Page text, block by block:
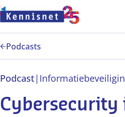
Doorgaan naar hoofdinhoud
Podcasts
Podcast|
Cybersecurity